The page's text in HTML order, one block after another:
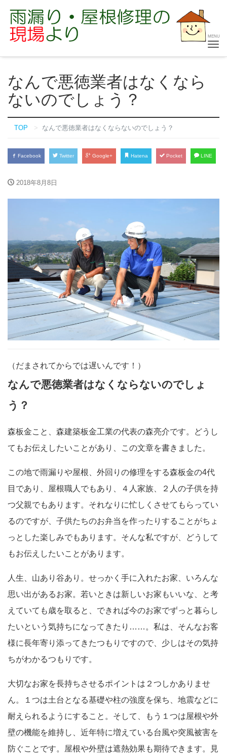
Toggle
navigation
MENU
なんで悪徳業者はなくなら
ないのでしょう？
TOP なんで悪徳業者はなくならないのでしょう？
Facebook Twitter Google+ Hatena Pocket LINE
2018年8月8日
（だまされてからでは遅いんです！）
なんで悪徳業者はなくならないのでしょ
う？
森板金こと、森建築板金工業の代表の森亮介です。どうし
てもお伝えしたいことがあり、この文章を書きました。
この地で雨漏りや屋根、外回りの修理をする森板金の4代
目であり、屋根職人でもあり、４人家族、２人の子供を持
つ父親でもあります。それなりに忙しくさせてもらってい
るのですが、子供たちのお弁当を作ったりすることがちょ
っとした楽しみでもあります。そんな私ですが、どうして
もお伝えしたいことがあります。
人生、山あり谷あり。せっかく手に入れたお家、いろんな
思い出があるお家。若いときは新しいお家もいいな、と考
えていても歳を取ると、できれば今のお家でずっと暮らし
たいという気持ちになってきたり……。私は、そんなお客
様に長年寄り添ってきたつもりですので、少しはその気持
ちがわかるつもりです。
大切なお家を長持ちさせるポイントは２つしかありませ
ん。１つは土台となる基礎や柱の強度を保ち、地震などに
耐えられるようにすること。そして、もう１つは屋根や外
壁の機能を維持し、近年特に増えている台風や突風被害を
防ぐことです。屋根や外壁は遮熱効果も期待できます。見